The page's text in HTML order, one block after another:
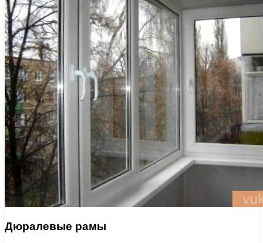
Дюралевые рамы